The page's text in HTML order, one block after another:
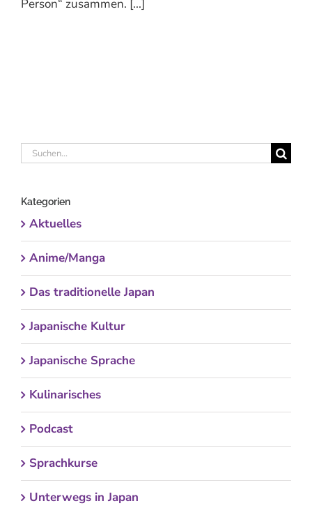
Person“ zusammen. [...]
Suche
Kategorien
Aktuelles
Anime/Manga
Das traditionelle Japan
Japanische Kultur
Japanische Sprache
Kulinarisches
Podcast
Sprachkurse
Unterwegs in Japan